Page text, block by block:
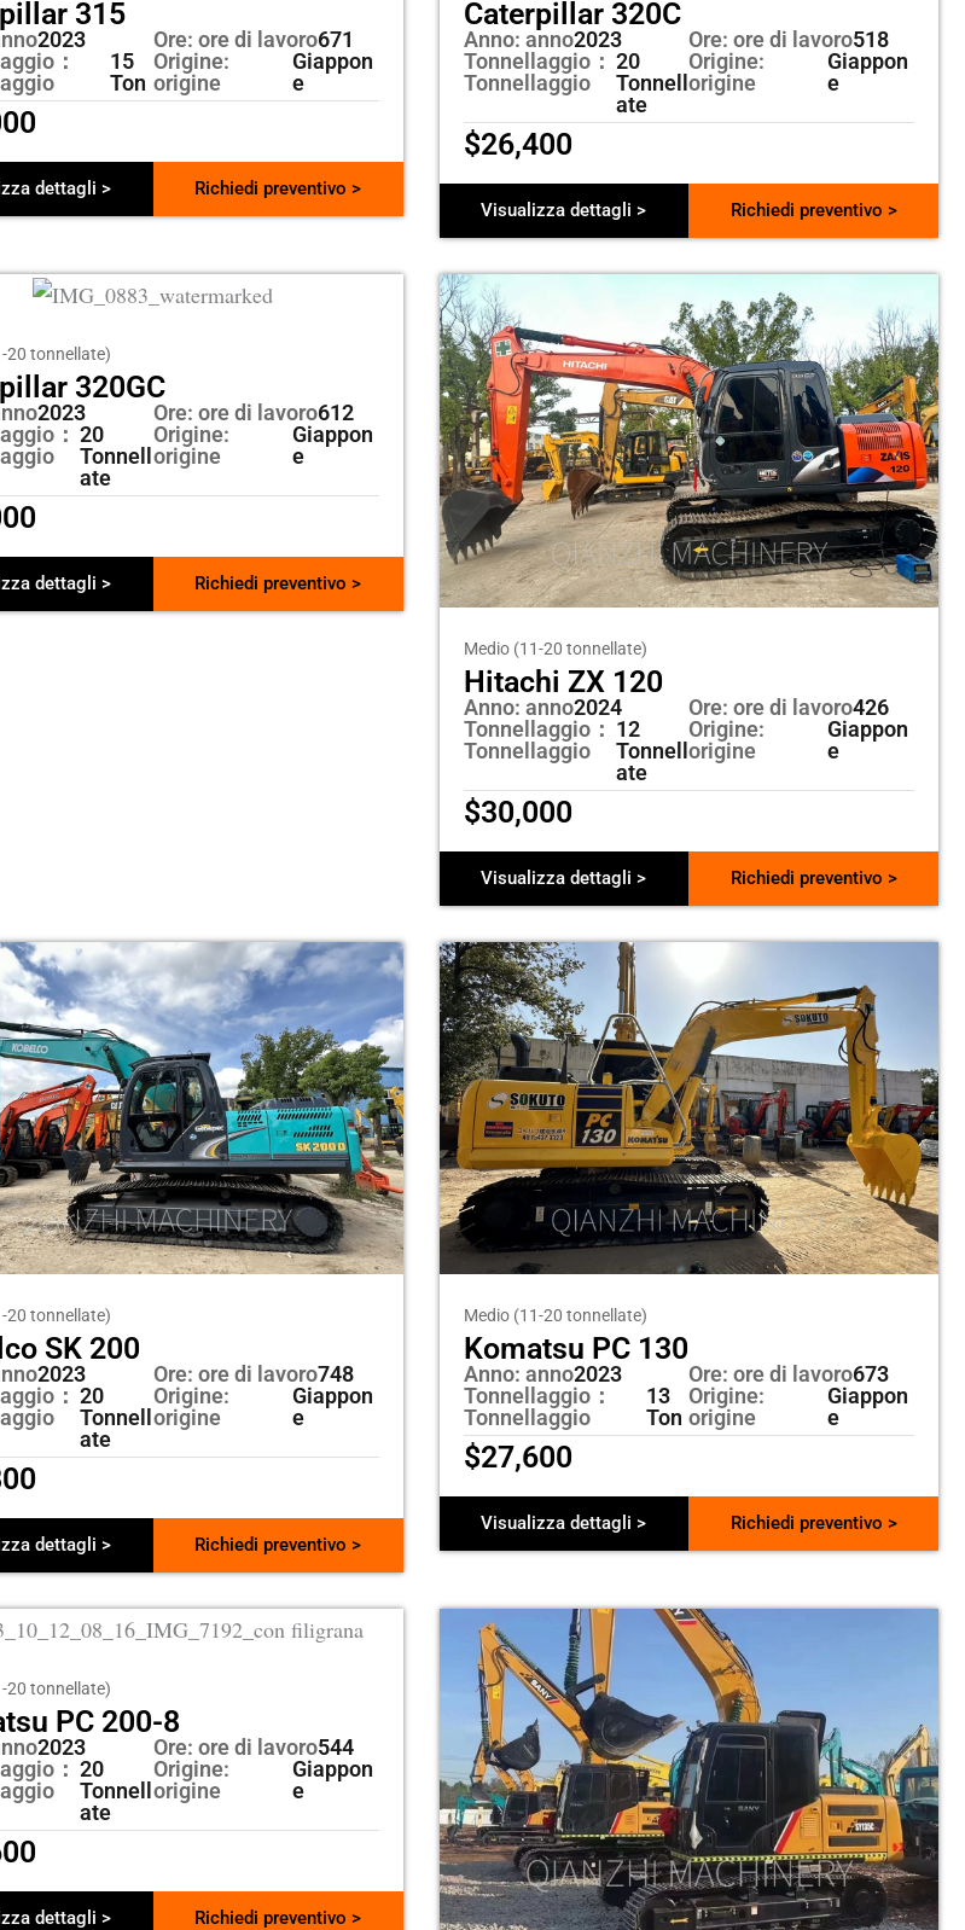
315
2023
：
15
Ton
Ore: ore di lavoro671
Origine:
origine
Giappon
e
dettagli > Richiedi preventivo >
Caterpillar 320C
Anno: anno2023
Tonnellaggio：
Tonnellaggio
20
Tonnell
ate
Ore: ore di lavoro518
Origine:
origine
Giappon
e
$26,400
Visualizza dettagli > Richiedi preventivo >
20 tonnellate)
320GC
2023
： 20
Tonnell
ate
Ore: ore di lavoro612
Origine:
origine
Giappon
e
dettagli > Richiedi preventivo >
Medio (11-20 tonnellate)
Hitachi ZX 120
Anno: anno2024
Tonnellaggio：
Tonnellaggio
12
Tonnell
ate
Ore: ore di lavoro426
Origine:
origine
Giappon
e
$30,000
Visualizza dettagli > Richiedi preventivo >
20 tonnellate)
SK 200
2023
： 20
Tonnell
ate
Ore: ore di lavoro748
Origine:
origine
Giappon
e
dettagli > Richiedi preventivo >
Medio (11-20 tonnellate)
Komatsu PC 130
Anno: anno2023
Tonnellaggio：
Tonnellaggio
13
Ton
Ore: ore di lavoro673
Origine:
origine
Giappon
e
$27,600
Visualizza dettagli > Richiedi preventivo >
20 tonnellate)
PC 200-8
2023
： 20
Tonnell
ate
Ore: ore di lavoro544
Origine:
origine
Giappon
e
dettagli > Richiedi preventivo >